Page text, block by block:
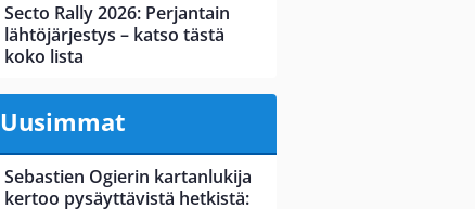
Secto Rally 2026: Perjantain
lähtöjärjestys – katso tästä
koko lista
Uusimmat
Sebastien Ogierin kartanlukija
kertoo pysäyttävistä hetkistä: